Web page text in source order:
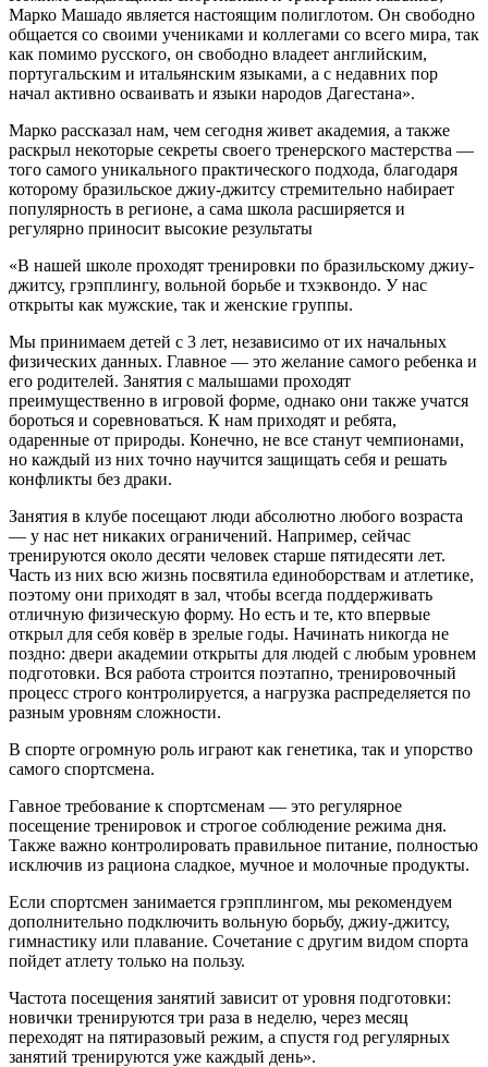
Марко Машадо является настоящим полиглотом. Он свободно
общается со своими учениками и коллегами со всего мира, так
как помимо русского, он свободно владеет английским,
португальским и итальянским языками, а с недавних пор
начал активно осваивать и языки народов Дагестана».
Марко рассказал нам, чем сегодня живет академия, а также
раскрыл некоторые секреты своего тренерского мастерства —
того самого уникального практического подхода, благодаря
которому бразильское джиу-джитсу стремительно набирает
популярность в регионе, а сама школа расширяется и
регулярно приносит высокие результаты
«В нашей школе проходят тренировки по бразильскому джиу-
джитсу, грэпплингу, вольной борьбе и тхэквондо. У нас
открыты как мужские, так и женские группы.
Мы принимаем детей с 3 лет, независимо от их начальных
физических данных. Главное — это желание самого ребенка и
его родителей. Занятия с малышами проходят
преимущественно в игровой форме, однако они также учатся
бороться и соревноваться. К нам приходят и ребята,
одаренные от природы. Конечно, не все станут чемпионами,
но каждый из них точно научится защищать себя и решать
конфликты без драки.
Занятия в клубе посещают люди абсолютно любого возраста
— у нас нет никаких ограничений. Например, сейчас
тренируются около десяти человек старше пятидесяти лет.
Часть из них всю жизнь посвятила единоборствам и атлетике,
поэтому они приходят в зал, чтобы всегда поддерживать
отличную физическую форму. Но есть и те, кто впервые
открыл для себя ковёр в зрелые годы. Начинать никогда не
поздно: двери академии открыты для людей с любым уровнем
подготовки. Вся работа строится поэтапно, тренировочный
процесс строго контролируется, а нагрузка распределяется по
разным уровням сложности.
В спорте огромную роль играют как генетика, так и упорство
самого спортсмена.
Гавное требование к спортсменам — это регулярное
посещение тренировок и строгое соблюдение режима дня.
Также важно контролировать правильное питание, полностью
исключив из рациона сладкое, мучное и молочные продукты.
Если спортсмен занимается грэпплингом, мы рекомендуем
дополнительно подключить вольную борьбу, джиу-джитсу,
гимнастику или плавание. Сочетание с другим видом спорта
пойдет атлету только на пользу.
Частота посещения занятий зависит от уровня подготовки:
новички тренируются три раза в неделю, через месяц
переходят на пятиразовый режим, а спустя год регулярных
занятий тренируются уже каждый день».